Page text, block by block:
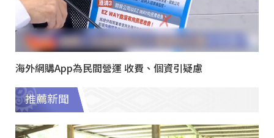
海外網購App為民間營運 收費、個資引疑慮
推薦新聞